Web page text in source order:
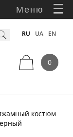
Меню
RU UA EN
0
костюм